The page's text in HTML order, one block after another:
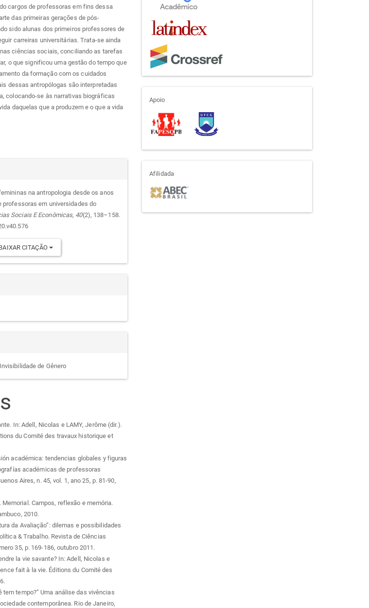
cargos de professoras em fins dessa
das primeiras gerações de pós-
sido alunas dos primeiros professores de
carreiras universitárias. Trata-se ainda
ciências sociais, conciliando as tarefas
o que significou uma gestão do tempo que
da formação com os cuidados
dessas antropólogas são interpretadas
colocando-se às narrativas biográficas
daquelas que a produzem e o que a vida
na antropologia desde os anos
professoras em universidades do
Sociais E Econômicas, 40(2), 138–158.
CITAÇÃO
de Gênero
In: Adell, Nicolas e LAMY, Jerôme (dir.).
du Comité des travaux historique et
académica: tendencias globales y figuras
académicas de professoras
Aires, n. 45, vol. 1, ano 25, p. 81-90,
Campos, reflexão e memória.
2010.
da Avaliação”: dilemas e possibilidades
& Trabalho. Revista de Ciências
35, p. 169-186, outubro 2011.
la vie savante? In: Adell, Nicolas e
fait à la vie. Éditions du Comité des
tem tempo?” Uma análise das vivências
contemporânea. Rio de Janeiro,
apoio
Apoio
afiliada
Afilidada